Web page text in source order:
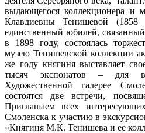
выдающегося коллекционера и
Клавдиевны Тенишевой
единственный юбилей,
в 1898 году, состоялась
музею Тенишевской коллекции
же году княгиня выставляет
тысяч экспонатов – для
Художественной галерее
состоятся две встречи,
Приглашаем всех
Смоленска к участию в
«Княгиня М.К. Тенишева и ее